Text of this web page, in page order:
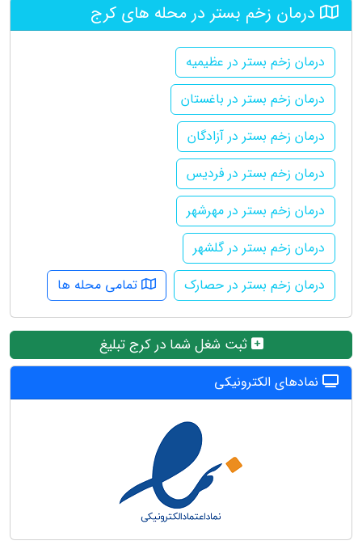
درمان زخم بستر در محله های کرج
درمان زخم بستر در عظیمیه
درمان زخم بستر در باغستان
درمان زخم بستر در آزادگان
درمان زخم بستر در فردیس
درمان زخم بستر در مهرشهر
درمان زخم بستر در گلشهر
درمان زخم بستر در حصارک
تمامی محله ها
ثبت شغل شما در کرج تبلیغ
نمادهای الکترونیکی